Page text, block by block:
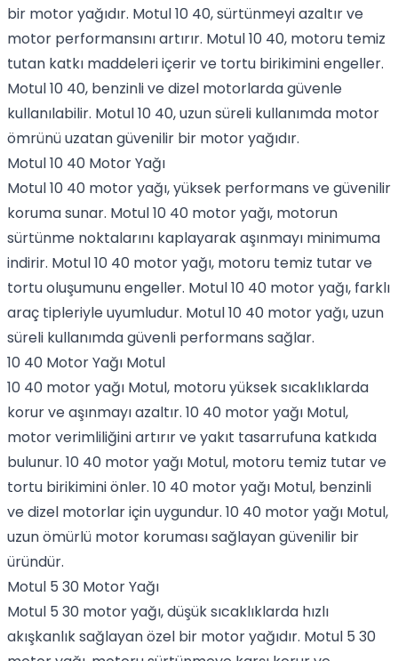
bir motor yağıdır. Motul 10 40, sürtünmeyi azaltır ve
motor performansını artırır. Motul 10 40, motoru temiz
tutan katkı maddeleri içerir ve tortu birikimini engeller.
Motul 10 40, benzinli ve dizel motorlarda güvenle
kullanılabilir. Motul 10 40, uzun süreli kullanımda motor
ömrünü uzatan güvenilir bir motor yağıdır.
Motul 10 40 Motor Yağı
Motul 10 40 motor yağı, yüksek performans ve güvenilir
koruma sunar. Motul 10 40 motor yağı, motorun
sürtünme noktalarını kaplayarak aşınmayı minimuma
indirir. Motul 10 40 motor yağı, motoru temiz tutar ve
tortu oluşumunu engeller. Motul 10 40 motor yağı, farklı
araç tipleriyle uyumludur. Motul 10 40 motor yağı, uzun
süreli kullanımda güvenli performans sağlar.
10 40 Motor Yağı Motul
10 40 motor yağı Motul, motoru yüksek sıcaklıklarda
korur ve aşınmayı azaltır. 10 40 motor yağı Motul,
motor verimliliğini artırır ve yakıt tasarrufuna katkıda
bulunur. 10 40 motor yağı Motul, motoru temiz tutar ve
tortu birikimini önler. 10 40 motor yağı Motul, benzinli
ve dizel motorlar için uygundur. 10 40 motor yağı Motul,
uzun ömürlü motor koruması sağlayan güvenilir bir
üründür.
Motul 5 30 Motor Yağı
Motul 5 30 motor yağı, düşük sıcaklıklarda hızlı
akışkanlık sağlayan özel bir motor yağıdır. Motul 5 30